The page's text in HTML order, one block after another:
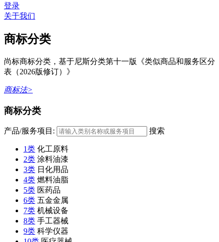
登录
关于我们
商标分类
尚标商标分类，基于尼斯分类第十一版《类似商品和服务区分
表（2026版修订）》
商标法>
商标分类
产品/服务项目: 搜索
1类 化工原料
2类 涂料油漆
3类 日化用品
4类 燃料油脂
5类 医药品
6类 五金金属
7类 机械设备
8类 手工器械
9类 科学仪器